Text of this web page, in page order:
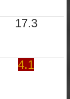
17.3
4.1